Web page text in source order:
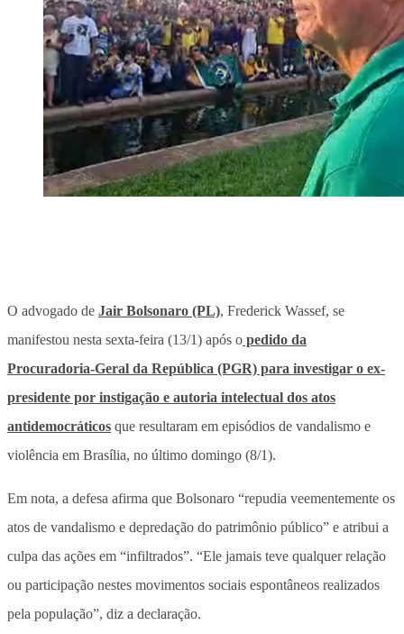
O advogado de Jair Bolsonaro (PL), Frederick Wassef, se
manifestou nesta sexta-feira (13/1) após o pedido da
Procuradoria-Geral da República (PGR) para investigar o ex-
presidente por instigação e autoria intelectual dos atos
antidemocráticos que resultaram em episódios de vandalismo e
violência em Brasília, no último domingo (8/1).
Em nota, a defesa afirma que Bolsonaro “repudia veementemente os
atos de vandalismo e depredação do patrimônio público” e atribui a
culpa das ações em “infiltrados”. “Ele jamais teve qualquer relação
ou participação nestes movimentos sociais espontâneos realizados
pela população”, diz a declaração.